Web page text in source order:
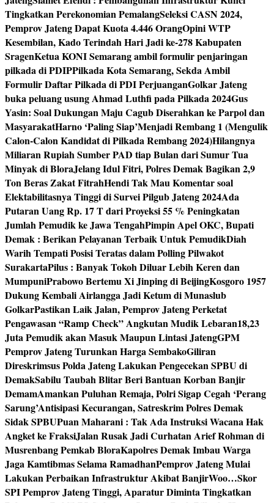
Tingkatkan Perekonomian PemalangSeleksi CASN 2024,
Pemprov Jateng Dapat Kuota 4.446 OrangOpini WTP
Kesembilan, Kado Terindah Hari Jadi ke-278 Kabupaten
SragenKetua KONI Semarang ambil formulir penjaringan
pilkada di PDIPPilkada Kota Semarang, Sekda Ambil
Formulir Daftar Pilkada di PDI PerjuanganGolkar Jateng
buka peluang usung Ahmad Luthfi pada Pilkada 2024Gus
Yasin: Soal Dukungan Maju Cagub Diserahkan ke Parpol dan
MasyarakatHarno ‘Paling Siap’Menjadi Rembang 1 (Mengulik
Calon-Calon Kandidat di Pilkada Rembang 2024)Hilangnya
Miliaran Rupiah Sumber PAD tiap Bulan dari Sumur Tua
Minyak di BloraJelang Idul Fitri, Polres Demak Bagikan 2,9
Ton Beras Zakat FitrahHendi Tak Mau Komentar soal
Elektabilitasnya Tinggi di Survei Pilgub Jateng 2024Ada
Putaran Uang Rp. 17 T dari Proyeksi 55 % Peningkatan
Jumlah Pemudik ke Jawa TengahPimpin Apel OKC, Bupati
Demak : Berikan Pelayanan Terbaik Untuk PemudikDiah
Warih Tempati Posisi Teratas dalam Polling Pilwakot
SurakartaPilus : Banyak Tokoh Diluar Lebih Keren dan
MumpuniPrabowo Bertemu Xi Jinping di BeijingKosgoro 1957
Dukung Kembali Airlangga Jadi Ketum di Munaslub
GolkarPastikan Laik Jalan, Pemprov Jateng Perketat
Pengawasan “Ramp Check” Angkutan Mudik Lebaran18,23
Juta Pemudik akan Masuk Maupun Lintasi JatengGPM
Pemprov Jateng Turunkan Harga SembakoGiliran
Direskrimsus Polda Jateng Lakukan Pengecekan SPBU di
DemakSabilu Taubah Blitar Beri Bantuan Korban Banjir
DemamAmankan Puluhan Remaja, Polri Sigap Cegah ‘Perang
Sarung’Antisipasi Kecurangan, Satreskrim Polres Demak
Sidak SPBUPuan Maharani : Tak Ada Instruksi Wacana Hak
Angket ke FraksiJalan Rusak Jadi Curhatan Arief Rohman di
Musrenbang Pemkab BloraKapolres Demak Imbau Warga
Jaga Kamtibmas Selama RamadhanPemprov Jateng Mulai
Lakukan Perbaikan Infrastruktur Akibat BanjirWoo…Skor
SPI Pemprov Jateng Tinggi, Aparatur Diminta Tingkatkan